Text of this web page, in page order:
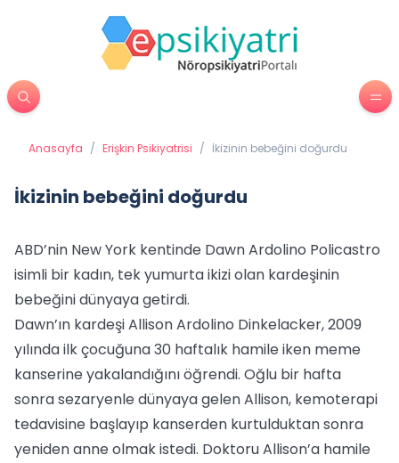
Anasayfa / Erişkin Psikiyatrisi / İkizinin bebeğini doğurdu
İkizinin bebeğini doğurdu
ABD’nin New York kentinde Dawn Ardolino Policastro
isimli bir kadın, tek yumurta ikizi olan kardeşinin
bebeğini dünyaya getirdi.
Dawn’ın kardeşi Allison Ardolino Dinkelacker, 2009
yılında ilk çocuğuna 30 haftalık hamile iken meme
kanserine yakalandığını öğrendi. Oğlu bir hafta
sonra sezaryenle dünyaya gelen Allison, kemoterapi
tedavisine başlayıp kanserden kurtulduktan sonra
yeniden anne olmak istedi. Doktoru Allison’a hamile